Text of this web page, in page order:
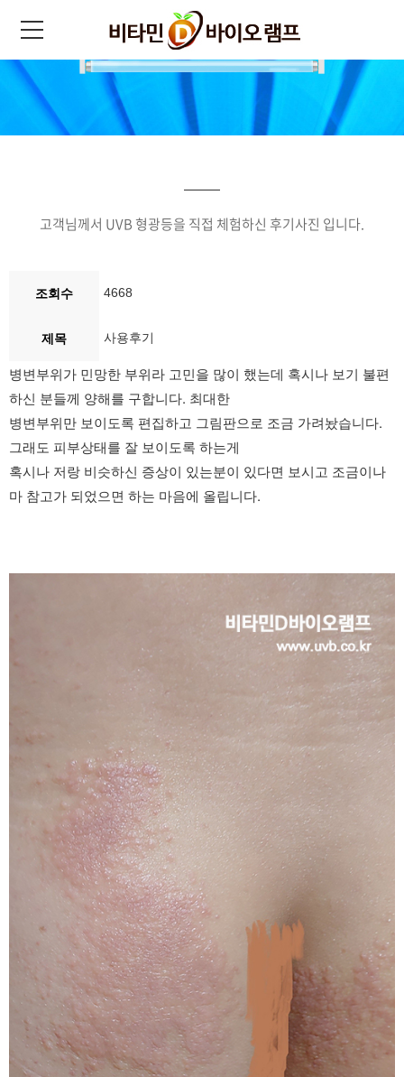
고객님께서 UVB 형광등을 직접 체험하신 후기사진 입니다.
조회수 4668
제목 사용후기
병변부위가 민망한 부위라 고민을 많이 했는데 혹시나 보기 불편
하신 분들께 양해를 구합니다. 최대한
병변부위만 보이도록 편집하고 그림판으로 조금 가려놨습니다.
그래도 피부상태를 잘 보이도록 하는게
혹시나 저랑 비슷하신 증상이 있는분이 있다면 보시고 조금이나
마 참고가 되었으면 하는 마음에 올립니다.